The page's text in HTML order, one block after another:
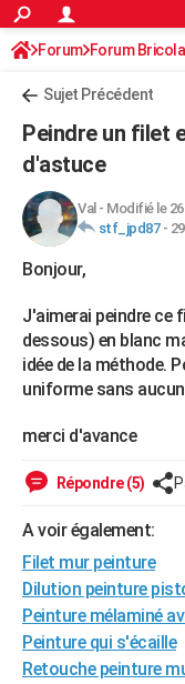
ACTUALITÉS
Politique
Société
Faits Divers
Education
Monde
Villes
+
Programme TV
TNTStreaming
Cinéma
Sorties cinéma
Musique
FINANCE
Retraite
Impôts
Epargne
Immobilier
Risques naturels par ville
Banque
Assurance
Crédit
AUTO
Essais
Réserver un essai
Citadines
Berlines
SUV
Forum auto
HIGH-TECH
Forum
Aménagement intérieur
Extérieur
Cuisine
Salle de bains
Jardinage
Rangement
WEEK-END
Guides de France
Escapades
Patrimoine
Expositions
Musées
Week-end nature
+LIFESTYLE
Art de vivre
Bien-être
Loisirs
Mode
Modes de vie
SANTE
Alimentation
Guide de la santé
Maladies
Médicaments
Sommeil
VOYAGE
Destinations
City break
Voyage nature
Voyage de noces
Forum
Climat
PHOTO
GUIDES D'ACHAT
BONS PLANS
CARTE DE VOEUX
Forum Forum
Peinture, Vernis,
Sujet Précédent
Peindre un filet
d'astuce
Val - Modifié le
stf_jpd87-
Bonjour,
J'aimerai peindre ce
dessous) en blanc
idée de la méthode.
uniforme sans
merci d'avance
Répondre (5)
A voir également:
Filet mur peinture
Dilution peinture
Peinture mélaminé
Peinture qui s'écaille
Retouche peinture